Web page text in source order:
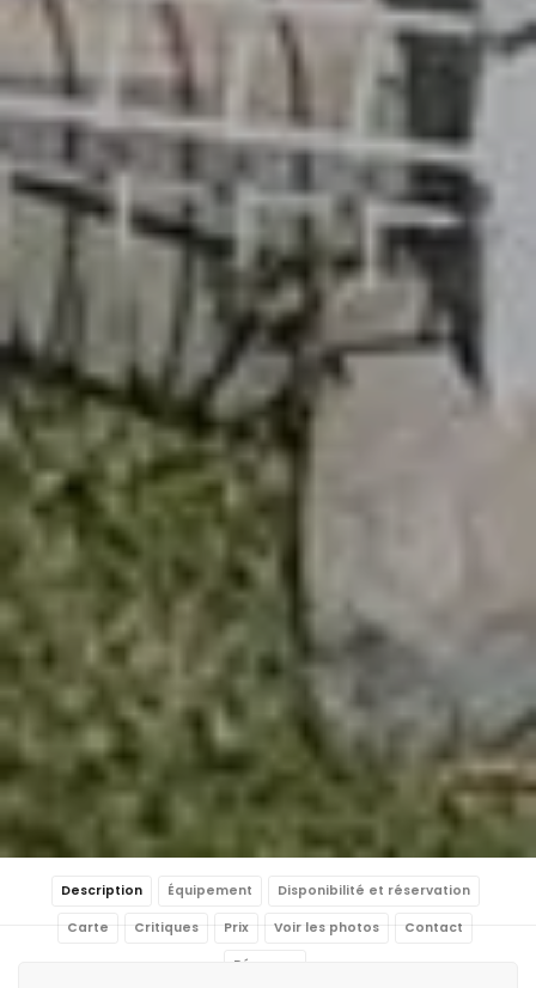
Description Équipement Disponibilité et réservation
Carte Critiques Prix Voir les photos Contact
Réserver